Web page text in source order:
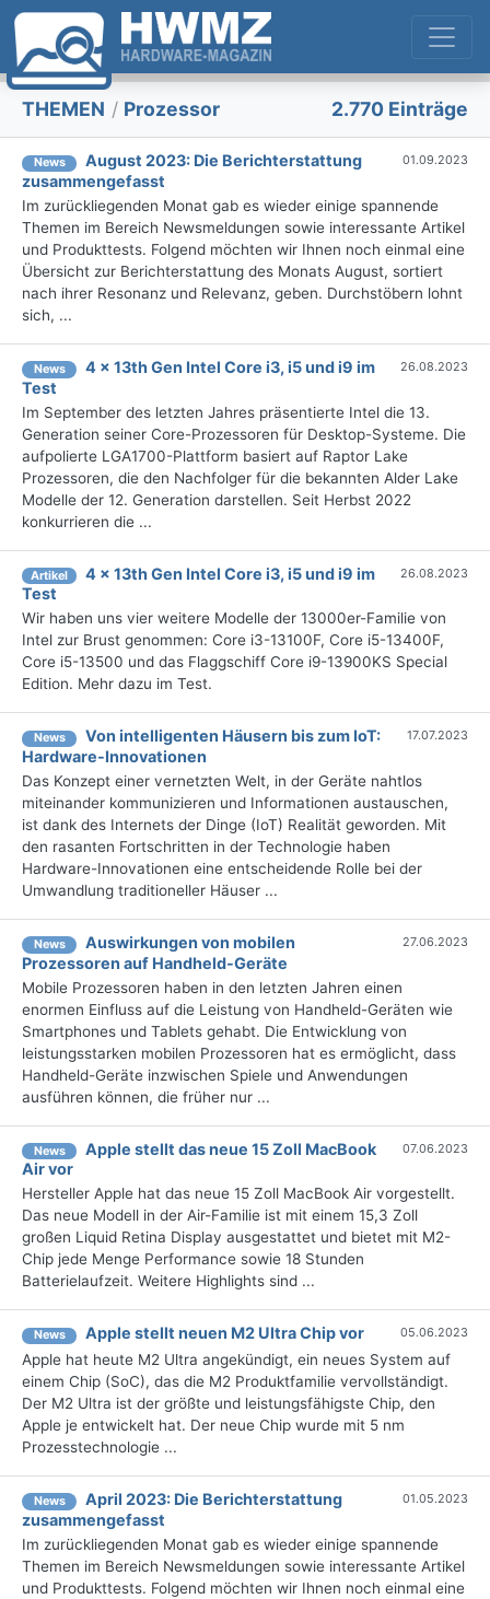
THEMEN / Prozessor 2.770 Einträge
News
August 2023: Die Bericht­erstattung
zusammengefasst
01.09.2023
Im zurückliegenden Monat gab es wieder einige spannende
Themen im Bereich Newsmeldungen sowie interessante Artikel
und Produkttests. Folgend möchten wir Ihnen noch einmal eine
Übersicht zur Berichterstattung des Monats August, sortiert
nach ihrer Resonanz und Relevanz, geben. Durchstöbern lohnt
sich, ...
News
4 x 13th Gen Intel Core i3, i5 und i9 im
Test
26.08.2023
Im September des letzten Jahres präsentierte Intel die 13.
Generation seiner Core-Prozessoren für Desktop-Systeme. Die
aufpolierte LGA1700-Plattform basiert auf Raptor Lake
Prozessoren, die den Nachfolger für die bekannten Alder Lake
Modelle der 12. Generation darstellen. Seit Herbst 2022
konkurrieren die ...
Artikel
4 x 13th Gen Intel Core i3, i5 und i9 im
Test
26.08.2023
Wir haben uns vier weitere Modelle der 13000er-Familie von
Intel zur Brust genommen: Core i3-13100F, Core i5-13400F,
Core i5-13500 und das Flaggschiff Core i9-13900KS Special
Edition. Mehr dazu im Test.
News
Von intelligenten Häusern bis zum IoT:
Hardware-Innovationen
17.07.2023
Das Konzept einer vernetzten Welt, in der Geräte nahtlos
miteinander kommunizieren und Informationen austauschen,
ist dank des Internets der Dinge (IoT) Realität geworden. Mit
den rasanten Fortschritten in der Technologie haben
Hardware-Innovationen eine entscheidende Rolle bei der
Umwandlung traditioneller Häuser ...
News
Auswirkungen von mobilen
Prozessoren auf Handheld-Geräte
27.06.2023
Mobile Prozessoren haben in den letzten Jahren einen
enormen Einfluss auf die Leistung von Handheld-Geräten wie
Smartphones und Tablets gehabt. Die Entwicklung von
leistungsstarken mobilen Prozessoren hat es ermöglicht, dass
Handheld-Geräte inzwischen Spiele und Anwendungen
ausführen können, die früher nur ...
News
Apple stellt das neue 15 Zoll MacBook
Air vor
07.06.2023
Hersteller Apple hat das neue 15 Zoll MacBook Air vorgestellt.
Das neue Modell in der Air-Familie ist mit einem 15,3 Zoll
großen Liquid Retina Display ausgestattet und bietet mit M2-
Chip jede Menge Performance sowie 18 Stunden
Batterielaufzeit. Weitere Highlights sind ...
News Apple stellt neuen M2 Ultra Chip vor 05.06.2023
Apple hat heute M2 Ultra angekündigt, ein neues System auf
einem Chip (SoC), das die M2 Produktfamilie vervollständigt.
Der M2 Ultra ist der größte und leistungsfähigste Chip, den
Apple je entwickelt hat. Der neue Chip wurde mit 5 nm
Prozesstechnologie ...
News
April 2023: Die Bericht­erstattung
zusammengefasst
01.05.2023
Im zurückliegenden Monat gab es wieder einige spannende
Themen im Bereich Newsmeldungen sowie interessante Artikel
und Produkttests. Folgend möchten wir Ihnen noch einmal eine